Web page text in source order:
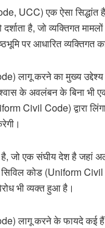
UCC) एक ऐसा सिद्धांत
है, जो व्यक्तिगत
पर आधारित व्यक्तिगत
लागू करने का मुख्य
के अवलंबन के बिना भी
Civil Code) द्वारा
है, जो एक संघीय देश है जहां
कोड (Uniform Civil
भी व्यक्त हुआ है।
लागू करने के फायदे कई